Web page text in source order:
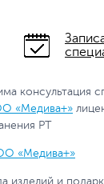
консультация
«Медива+»
РТ
«Медива+»
изделий и